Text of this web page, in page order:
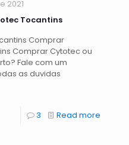
2021
Tocantins
Comprar
Comprar Cytotec ou
Fale com um
as duvidas
3 Read more